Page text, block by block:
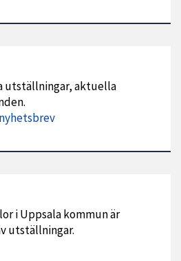
utställningar, aktuella
i Uppsala kommun är
utställningar.